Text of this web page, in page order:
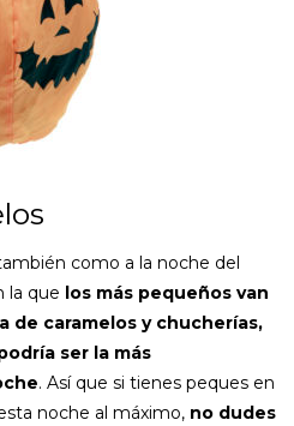
como a la noche del
la que los más pequeños van
de caramelos y chucherías,
ser la más
. Así que si tienes peques en
noche al máximo, no dudes